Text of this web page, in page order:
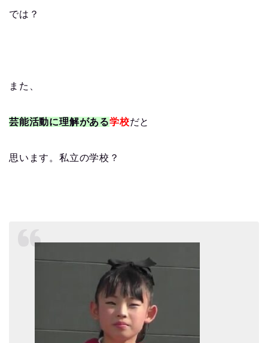
では？
また、
芸能活動に理解がある学校だと
思います。私立の学校？